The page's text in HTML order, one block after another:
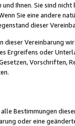
Ihnen. Sie sind
Sie eine andere
dieser
dieser Vereinbarung
Ergreifens oder
Vorschriften,
Bestimmungen
oder eine